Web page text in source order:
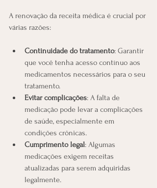
A renovação da receita médica é crucial por
várias razões:
Continuidade do tratamento: Garantir
que você tenha acesso contínuo aos
medicamentos necessários para o seu
tratamento.
Evitar complicações: A falta de
medicação pode levar a complicações
de saúde, especialmente em
condições crônicas.
Cumprimento legal: Algumas
medicações exigem receitas
atualizadas para serem adquiridas
legalmente.